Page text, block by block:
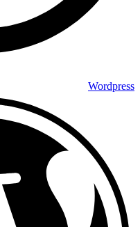
Wordpress